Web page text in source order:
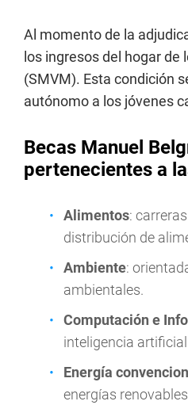
Al momento de la
los ingresos del hogar
(SMVM). Esta condición
autónomo a los jóvenes
Becas Manuel
pertenecientes a
Alimentos:
distribución de
Ambiente:
ambientales.
Computación e
inteligencia
Energía
energías